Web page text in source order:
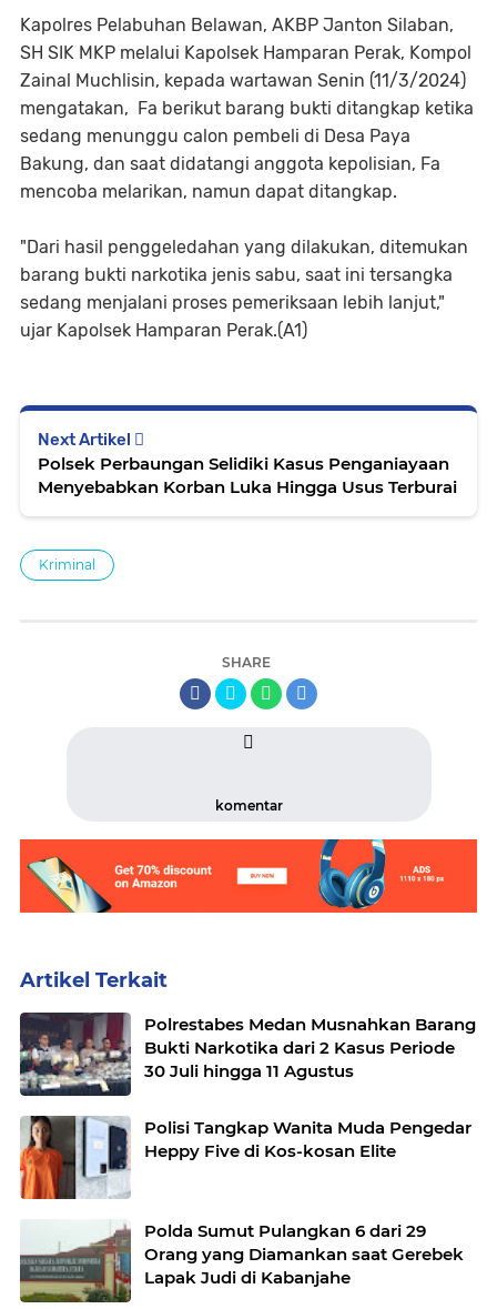
Kapolres Pelabuhan Belawan, AKBP Janton Silaban,
SH SIK MKP melalui Kapolsek Hamparan Perak, Kompol
Zainal Muchlisin, kepada wartawan Senin (11/3/2024)
mengatakan, Fa berikut barang bukti ditangkap ketika
sedang menunggu calon pembeli di Desa Paya
Bakung, dan saat didatangi anggota kepolisian, Fa
mencoba melarikan, namun dapat ditangkap.
"Dari hasil penggeledahan yang dilakukan, ditemukan
barang bukti narkotika jenis sabu, saat ini tersangka
sedang menjalani proses pemeriksaan lebih lanjut,"
ujar Kapolsek Hamparan Perak.(A1)
Next Artikel
Polsek Perbaungan Selidiki Kasus Penganiayaan
Menyebabkan Korban Luka Hingga Usus Terburai
Kriminal
SHARE
komentar
Artikel Terkait
Polrestabes Medan Musnahkan Barang
Bukti Narkotika dari 2 Kasus Periode
30 Juli hingga 11 Agustus
Polisi Tangkap Wanita Muda Pengedar
Heppy Five di Kos-kosan Elite
Polda Sumut Pulangkan 6 dari 29
Orang yang Diamankan saat Gerebek
Lapak Judi di Kabanjahe